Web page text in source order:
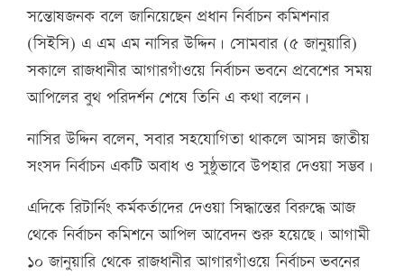
সন্তোষজনক বলে জানিয়েছেন প্রধান নির্বাচন কমিশনার
(সিইসি) এ এম এম নাসির উদ্দিন। সোমবার (৫ জানুয়ারি)
সকালে রাজধানীর আগারগাঁওয়ে নির্বাচন ভবনে প্রবেশের সময়
আপিলের বুথ পরিদর্শন শেষে তিনি এ কথা বলেন।
নাসির উদ্দিন বলেন, সবার সহযোগিতা থাকলে আসন্ন জাতীয়
সংসদ নির্বাচন একটি অবাধ ও সুষ্ঠুভাবে উপহার দেওয়া সম্ভব।
এদিকে রিটার্নিং কর্মকর্তাদের দেওয়া সিদ্ধান্তের বিরুদ্ধে আজ
থেকে নির্বাচন কমিশনে আপিল আবেদন শুরু হয়েছে। আগামী
১০ জানুয়ারি থেকে রাজধানীর আগারগাঁওয়ে নির্বাচন ভবনের